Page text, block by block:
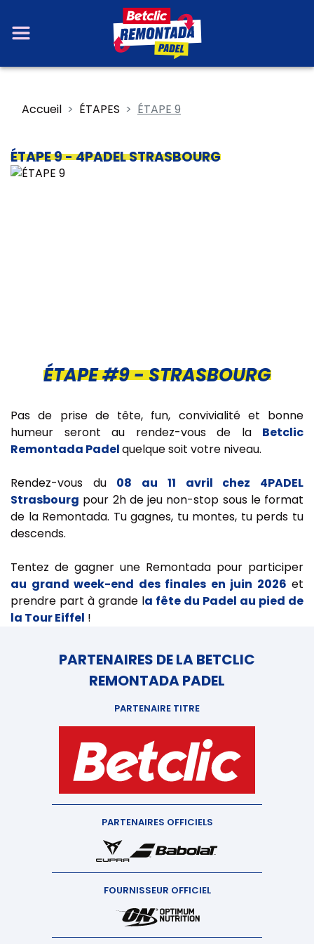
Accueil ÉTAPES ÉTAPE 9
ÉTAPE 9- 4PADEL STRASBOURG
ÉTAPE #9 - STRASBOURG
Pas de prise de tête, fun, convivialité et bonne
humeur seront au rendez-vous de la Betclic
Remontada Padelquelque soit votre niveau.
Rendez-vous du 08 au 11 avril chez 4PADEL
Strasbourg pour 2h de jeu non-stop sous le format
de la Remontada. Tu gagnes, tu montes, tu perds tu
descends.
Tentez de gagner une Remontada pour participer
au grand week-end des finales en juin 2026 et
prendre part à grande la fête du Padel au pied de
la Tour Eiffel !
PARTENAIRES DE LA BETCLIC
REMONTADA PADEL
PARTENAIRE TITRE
PARTENAIRES OFFICIELS
FOURNISSEUR OFFICIEL